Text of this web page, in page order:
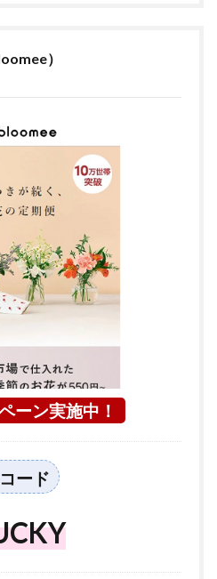
）
ーン実施中！
ード